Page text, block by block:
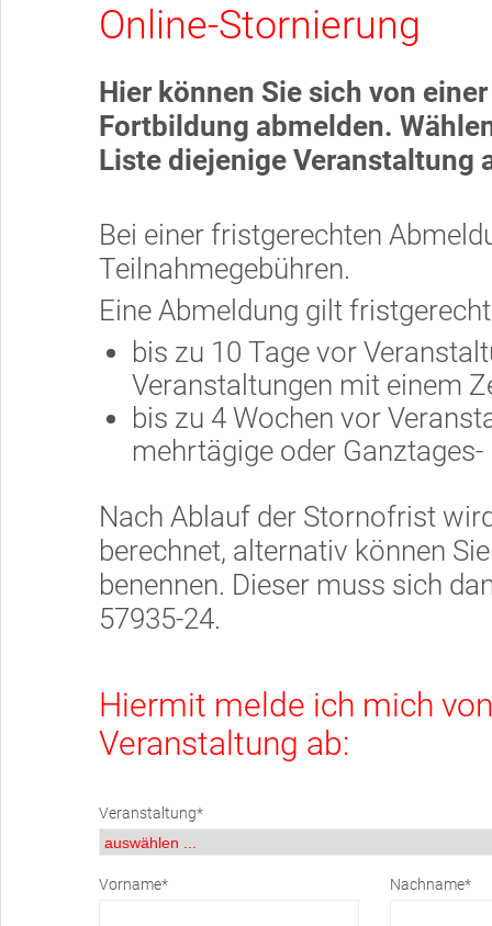
Online-Stornierung
Hier können Sie sich von
Fortbildung abmelden.
Liste diejenige Veranstaltung
Bei einer fristgerechten
Teilnahmegebühren.
Eine Abmeldung gilt
bis zu 10 Tage vor
Veranstaltungen mit einem
bis zu 4 Wochen vor
mehrtägige oder
Nach Ablauf der Stornofrist
berechnet, alternativ können
benennen. Dieser muss sich
57935-24.
Hiermit melde ich mich
Veranstaltung ab:
Veranstaltung*
Vorname* Nachname*